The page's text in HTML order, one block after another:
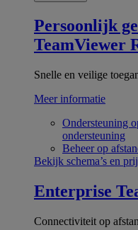
Persoonlijk
TeamViewer
Snelle en veilige
Meer informatie
Ondersteuning
ondersteuning
Beheer op
Bekijk schema’s en
Enterprise
Connectiviteit op